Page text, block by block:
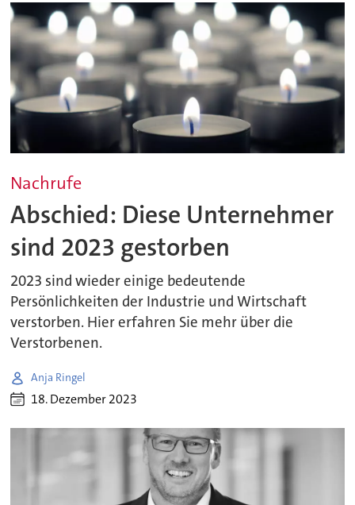
Nachrufe
Abschied: Diese Unternehmer
sind 2023 gestorben
2023 sind wieder einige bedeutende
Persönlichkeiten der Industrie und Wirtschaft
verstorben. Hier erfahren Sie mehr über die
Verstorbenen.
Anja Ringel
18. Dezember 2023